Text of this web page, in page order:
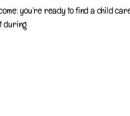
come: you’re ready to find a child
during